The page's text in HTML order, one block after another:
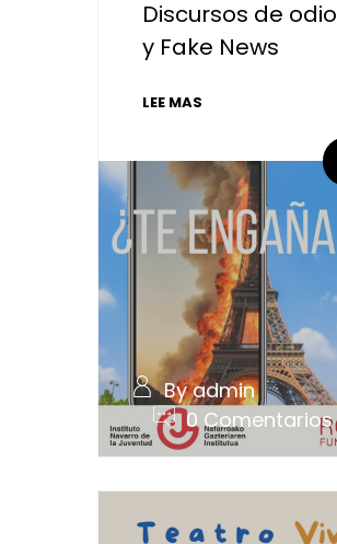
Discursos de odio
y Fake News
LEE MAS
By admin
0 Comentarios